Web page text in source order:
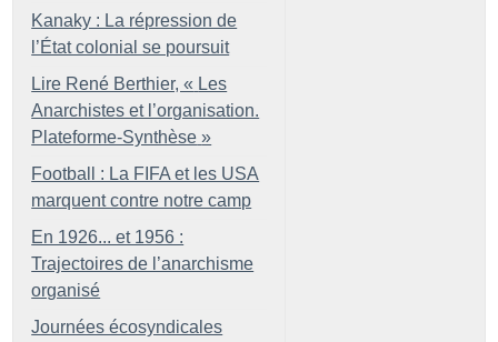
Kanaky : La répression de
l’État colonial se poursuit
Lire René Berthier, « Les
Anarchistes et l’organisation.
Plateforme-Synthèse »
Football : La FIFA et les USA
marquent contre notre camp
En 1926... et 1956 :
Trajectoires de l’anarchisme
organisé
Journées écosyndicales